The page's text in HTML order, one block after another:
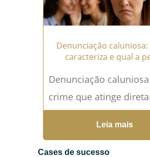
Denunciação caluniosa:
caracteriza e qual a
Denunciação
crime que atinge
a honra, a reputação e
liberdade de uma
inocente. Embora
Leia mais
Cases de sucesso